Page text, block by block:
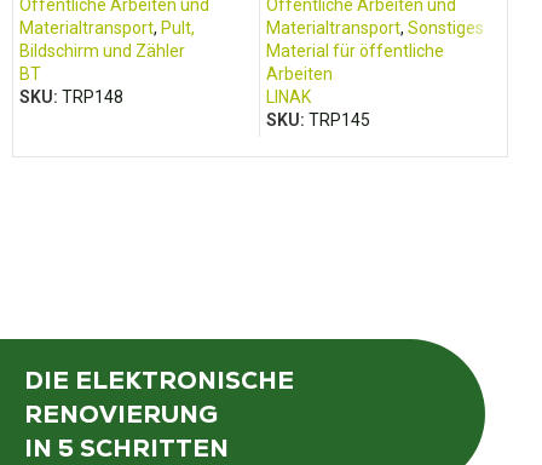
Öffentliche Arbeiten und
Materialtransport, Pult,
Bildschirm und Zähler
BT
SKU: TRP148
Öffentliche Arbeiten und
Materialtransport, Sonstiges
Material für öffentliche
Arbeiten
LINAK
SKU: TRP145
DIE ELEKTRONISCHE
RENOVIERUNG
IN 5 SCHRITTEN